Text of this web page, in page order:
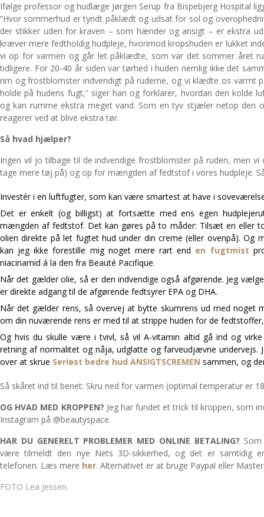
Ifølge professor og hudlæge Jørgen Serup fra Bispebjerg Hospital
”Hvor sommerhud er tyndt påklædt og udsat for sol og
der stikker uden for kraven – som hænder og ansigt – er ekstra
kræver mere fedtholdig hudpleje, hvorimod kropshuden er lukket
vi op for varmen og går let påklædte, som var det sommer året
tidligere. For 20-40 år siden var tørhed i huden nemlig ikke det
rim og frostblomster indvendigt på ruderne, og vi klædte os varmt
holde på hudens fugt,” siger han og forklarer, hvordan den kolde
og kan rumme ekstra meget vand. Som en tyv stjæler netop den
reagerer ved at blive ekstra tør.
Så hvad hjælper?
Ingen vil jo tilbage til de indvendige frostblomster på ruden, men
tage mere tøj på) og op for mængden af fedtstof i vores hudpleje.
Investér i en luftfugter, som kan være smartest at have i
Det er enkelt (og billigst) at fortsætte med ens egen
mængden af fedtstof. Det kan gøres på to måder: Tilsæt en eller
olien direkte på let fugtet hud under din creme (eller ovenpå). Og
kan jeg ikke forestille mig noget mere rart end en fugtmist
niacinamid á la den fra Beauté Pacifique.
Når det gælder olie, så er den indvendige også afgørende. Jeg
er direkte adgang til de afgørende fedtsyrer EPA og DHA.
Når det gælder rens, så overvej at bytte skumrens ud med noget
om din nuværende rens er med til at strippe huden for de
Og hvis du skulle være i tvivl, så vil A-vitamin altid gå ind og
retning af normalitet og nåja, udglatte og farveudjævne undervejs.
over at skrue Seriøst bedre hud ANSIGTSCREMEN sammen, og
Så skåret ind til benet: Skru ned for varmen (optimal temperatur er
OG HVAD MED KROPPEN? Jeg har fundet et trick til kroppen, som
Instagram på @beautyspace.
HAR DU GENERELT PROBLEMER MED ONLINE BETALING?
være tilmeldt den nye Nets 3D-sikkerhed, og det er samtidig
telefonen. Læs mere her. Alternativet er at bruge Paypal eller
FOTO Lea Jessen.